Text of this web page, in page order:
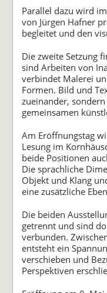
Parallel dazu wird
von Jürgen Hafner
begleitet und den
Die zweite Setzung
sind Arbeiten von
verbindet Malerei
Formen. Bild und
zueinander,
gemeinsamen
Am Eröffnungstag
Lesung im
beide Positionen
Die sprachliche
Objekt und Klang
eine zusätzliche
Die beiden
getrennt und sind
verbunden.
entsteht ein
verschieben und
Perspektiven